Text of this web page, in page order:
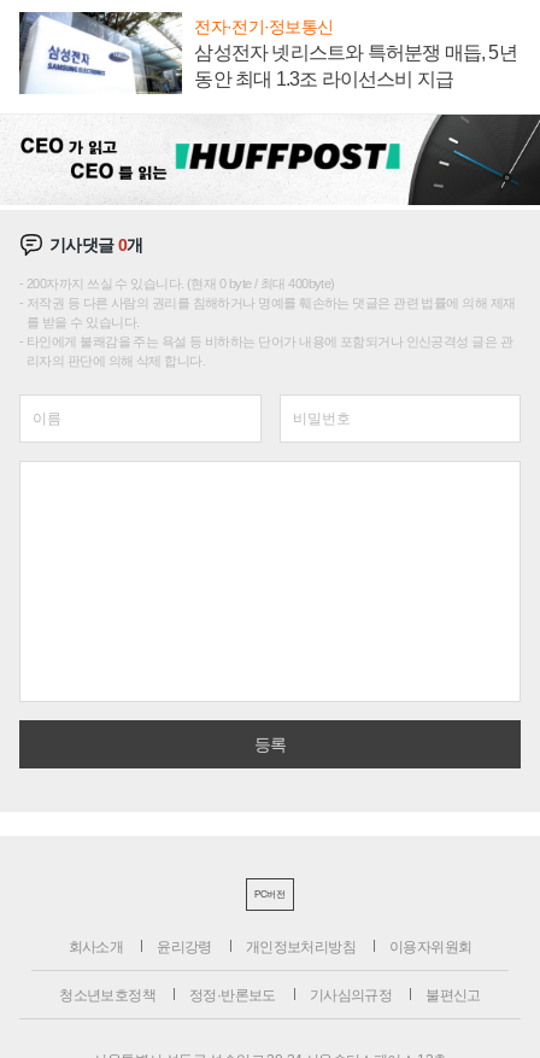
전자·전기·정보통신
삼성전자 넷리스트와 특허분쟁 매듭, 5년
동안 최대 1.3조 라이선스비 지급
기사댓글0개
200자까지 쓰실 수 있습니다. (현재 0 byte / 최대 400byte)
저작권 등 다른 사람의 권리를 침해하거나 명예를 훼손하는 댓글은 관련 법률에 의해 제재
를 받을 수 있습니다.
타인에게 불쾌감을 주는 욕설 등 비하하는 단어가 내용에 포함되거나 인신공격성 글은 관
리자의 판단에 의해 삭제 합니다.
PC버전
회사소개 윤리강령 개인정보처리방침 이용자위원회
청소년보호정책 정정·반론보도 기사심의규정 불편신고